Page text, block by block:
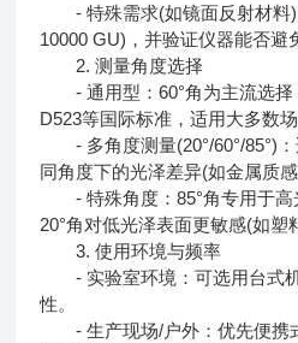
- 特殊需求(如镜面反射材料)
10000 GU)，并验证仪器能否避
2. 测量角度选择
- 通用型：60°角为主流选择
D523等国际标准，适用大多数场
- 多角度测量(20°/60°/85°)：
同角度下的光泽差异(如金属质感
- 特殊角度：85°角专用于高
20°角对低光泽表面更敏感(如塑
3. 使用环境与频率
- 实验室环境：可选用台式
性。
- 生产现场/户外：优先便携